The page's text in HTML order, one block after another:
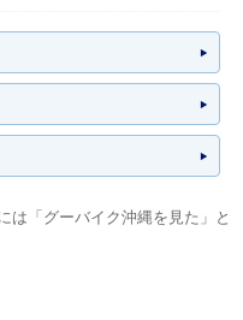
は「グーバイク沖縄を見た」と